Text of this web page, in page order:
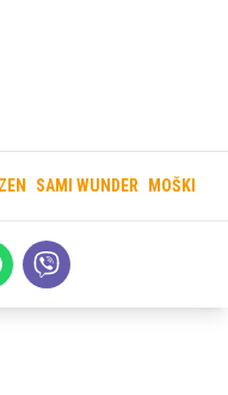
SAMI WUNDER MOŠKI